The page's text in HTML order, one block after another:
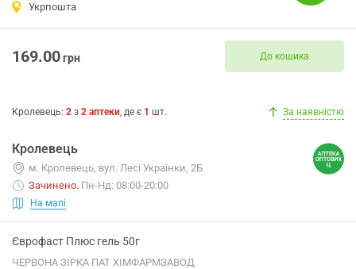
Укрпошта
169.00грн До кошика
Кролевець: 2 з 2 аптеки, де є 1 шт. За наявністю
Кролевець
м. Кролевець, вул. Лесі Українки, 2Б
Зачинено. Пн-Нд: 08:00-20:00
На мапі
Єврофаст Плюс гель 50г
ЧЕРВОНА ЗІРКА ПАТ ХІМФАРМЗАВОД